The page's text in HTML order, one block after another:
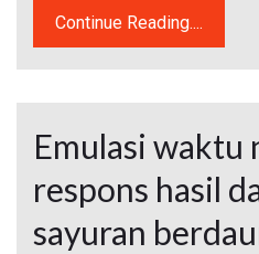
Continue Reading....
Emulasi waktu
respons hasil
sayuran